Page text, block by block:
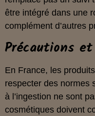
être intégré dans une
complément d’autres
Précautions
En France, les
respecter des normes
à l’ingestion ne sont
cosmétiques doivent